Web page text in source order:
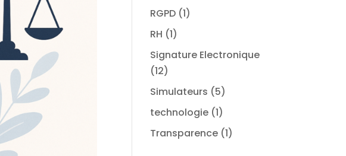
RGPD (1)
RH (1)
Signature Electronique
(12)
Simulateurs (5)
technologie (1)
Transparence (1)